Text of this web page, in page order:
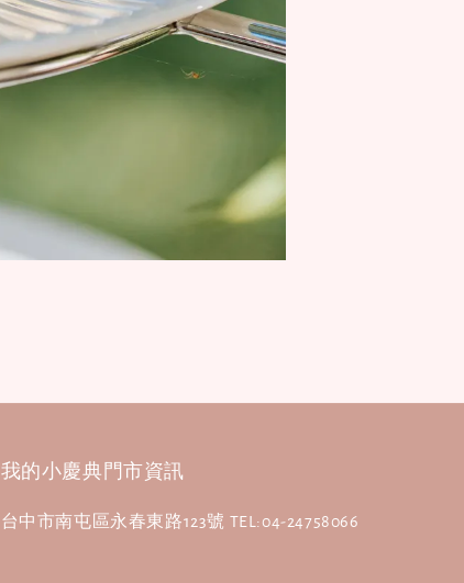
我的小慶典門市資訊
台中市南屯區永春東路123號 TEL:04-24758066